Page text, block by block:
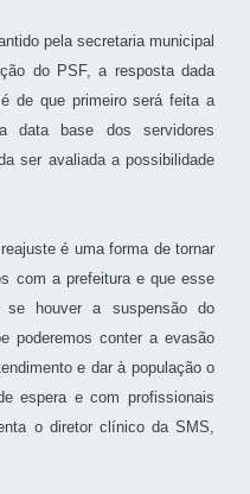
pela secretaria municipal
do PSF, a resposta dada
de que primeiro será feita a
data base dos servidores
ser avaliada a possibilidade
é uma forma de tornar
com a prefeitura e que esse
se houver a suspensão do
poderemos conter a evasão
e dar à população o
espera e com profissionais
o diretor clínico da SMS,